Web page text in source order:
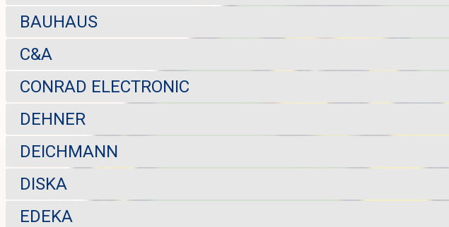
BAUHAUS
C&A
CONRAD ELECTRONIC
DEHNER
DEICHMANN
DISKA
EDEKA